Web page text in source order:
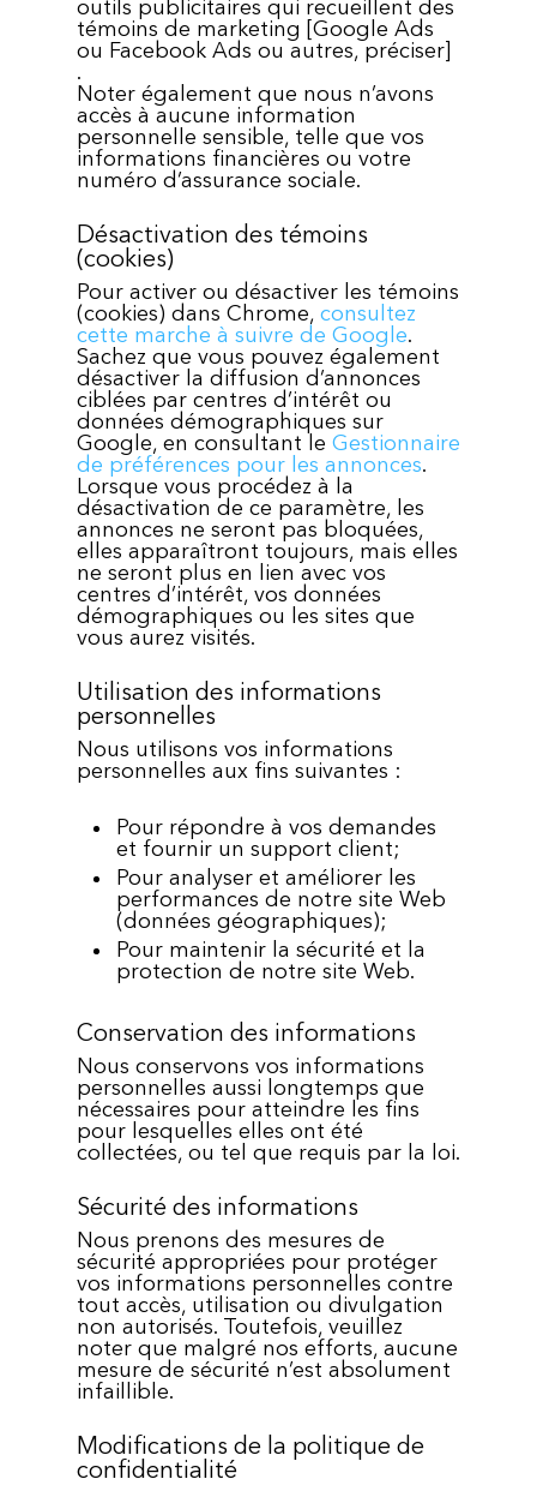
outils publicitaires qui recueillent des
témoins de marketing [Google Ads
ou Facebook Ads ou autres, préciser]
.
Noter également que nous n’avons
accès à aucune information
personnelle sensible, telle que vos
informations financières ou votre
numéro d’assurance sociale.
Désactivation des témoins
(cookies)
Pour activer ou désactiver les témoins
(cookies) dans Chrome, consultez
cette marche à suivre de Google.
Sachez que vous pouvez également
désactiver la diffusion d’annonces
ciblées par centres d’intérêt ou
données démographiques sur
Google, en consultant le Gestionnaire
de préférences pour les annonces.
Lorsque vous procédez à la
désactivation de ce paramètre, les
annonces ne seront pas bloquées,
elles apparaîtront toujours, mais elles
ne seront plus en lien avec vos
centres d’intérêt, vos données
démographiques ou les sites que
vous aurez visités.
Utilisation des informations
personnelles
Nous utilisons vos informations
personnelles aux fins suivantes :
Pour répondre à vos demandes
et fournir un support client;
Pour analyser et améliorer les
performances de notre site Web
(données géographiques);
Pour maintenir la sécurité et la
protection de notre site Web.
Conservation des informations
Nous conservons vos informations
personnelles aussi longtemps que
nécessaires pour atteindre les fins
pour lesquelles elles ont été
collectées, ou tel que requis par la loi.
Sécurité des informations
Nous prenons des mesures de
sécurité appropriées pour protéger
vos informations personnelles contre
tout accès, utilisation ou divulgation
non autorisés. Toutefois, veuillez
noter que malgré nos efforts, aucune
mesure de sécurité n’est absolument
infaillible.
Modifications de la politique de
confidentialité